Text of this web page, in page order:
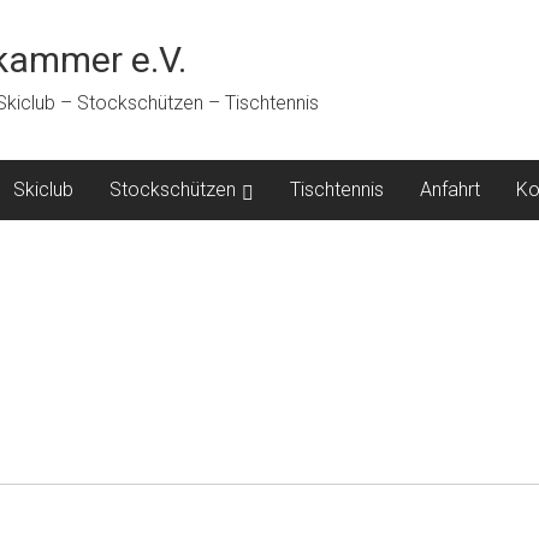
e.V.
– Stockschützen – Tischtennis
Skiclub Stockschützen Tischtennis Anfahrt